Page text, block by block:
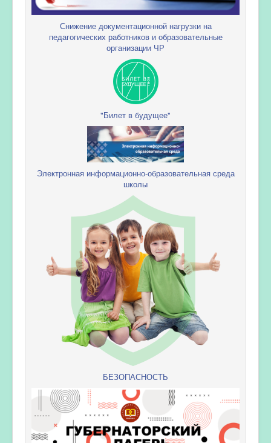
Снижение документационной нагрузки на
педагогических работников и образовательные
организации ЧР
"Билет в будущее"
Электронная информационно-образовательная среда
школы
БЕЗОПАСНОСТЬ